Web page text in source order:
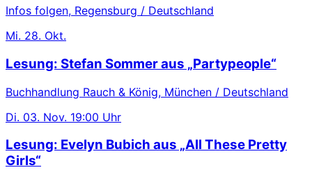
Infos folgen, Regensburg / Deutschland
Mi. 28. Okt.
Lesung: Stefan Sommer aus „Partypeople“
Buchhandlung Rauch & König, München / Deutschland
Di. 03. Nov. 19:00 Uhr
Lesung: Evelyn Bubich aus „All These Pretty
Girls“